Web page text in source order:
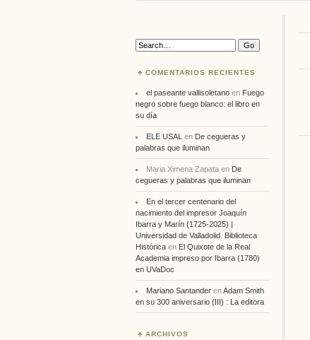
Search:
COMENTARIOS RECIENTES
el paseante vallisoletanoen Fuego
negro sobre fuego blanco: el libro en
su día
ELE USAL en De cegueras y
palabras que iluminan
Maria Ximena Zapataen De
cegueras y palabras que iluminan
En el tercer centenario del
nacimiento del impresor Joaquín
Ibarra y Marín (1725-2025) |
Universidad de Valladolid. Biblioteca
Histórica en El Quixote de la Real
Academia impreso por Ibarra (1780)
en UVaDoc
Mariano SantanderenAdam Smith
en su 300 aniversario (III) : La editora
ARCHIVOS